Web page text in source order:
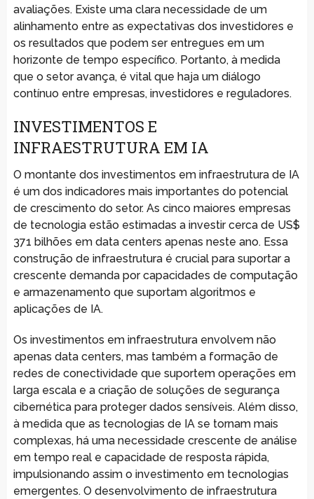
avaliações. Existe uma clara necessidade de um
alinhamento entre as expectativas dos investidores e
os resultados que podem ser entregues em um
horizonte de tempo específico. Portanto, à medida
que o setor avança, é vital que haja um diálogo
contínuo entre empresas, investidores e reguladores.
INVESTIMENTOS E
INFRAESTRUTURA EM IA
O montante dos investimentos em infraestrutura de IA
é um dos indicadores mais importantes do potencial
de crescimento do setor. As cinco maiores empresas
de tecnologia estão estimadas a investir cerca de US$
371 bilhões em data centers apenas neste ano. Essa
construção de infraestrutura é crucial para suportar a
crescente demanda por capacidades de computação
e armazenamento que suportam algoritmos e
aplicações de IA.
Os investimentos em infraestrutura envolvem não
apenas data centers, mas também a formação de
redes de conectividade que suportem operações em
larga escala e a criação de soluções de segurança
cibernética para proteger dados sensíveis. Além disso,
à medida que as tecnologias de IA se tornam mais
complexas, há uma necessidade crescente de análise
em tempo real e capacidade de resposta rápida,
impulsionando assim o investimento em tecnologias
emergentes. O desenvolvimento de infraestrutura